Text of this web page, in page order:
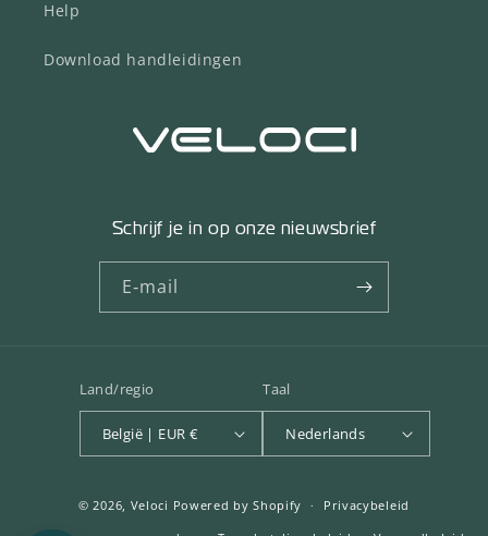
Help
Download handleidingen
Schrijf je in op onze nieuwsbrief
E‑mail
Land/regio
België | EUR €
Taal
Nederlands
© 2026, Veloci Powered by Shopify
Privacybeleid